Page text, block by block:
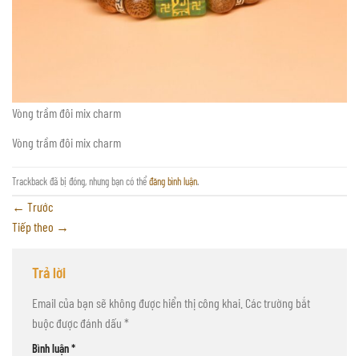
Vòng trầm đôi mix charm
Vòng trầm đôi mix charm
Trackback đã bị đóng, nhưng bạn có thểđăng bình luận.
← Trước
Tiếp theo →
Trả lời
Email của bạn sẽ không được hiển thị công khai. Các trường bắt
buộc được đánh dấu *
Bình luận*